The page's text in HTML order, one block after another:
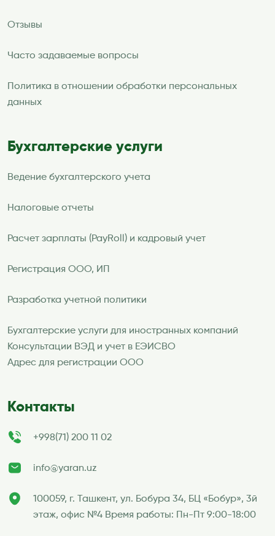
Отзывы
Часто задаваемые вопросы
Политика в отношении обработки персональных
данных
Бухгалтерские услуги
Ведение бухгалтерского учета
Налоговые отчеты
Расчет зарплаты (PayRoll) и кадровый учет
Регистрация ООО, ИП
Разработка учетной политики
Бухгалтерские услуги для иностранных компаний
Консультации ВЭД и учет в ЕЭИСВО
Адрес для регистрации ООО
Контакты
+998(71) 200 11 02
info@yaran.uz
100059, г. Ташкент, ул. Бобура 34, БЦ «Бобур», 3й
этаж, офис №4 Время работы: Пн-Пт 9:00-18:00